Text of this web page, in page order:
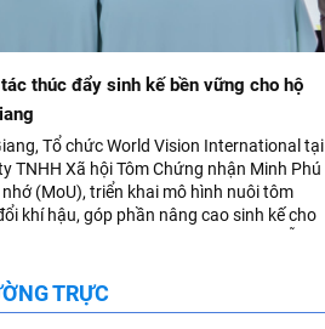
thúc đẩy sinh kế bền vững cho hộ
Tổ chức World Vision International tại
TNHH Xã hội Tôm Chứng nhận Minh Phú
nhớ (MoU), triển khai mô hình nuôi tôm
khí hậu, góp phần nâng cao sinh kế cho
TRỰC